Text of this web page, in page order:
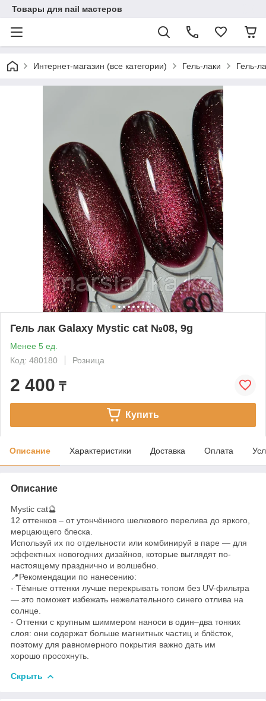
Товары для nail мастеров
Интернет-магазин (все категории) Гель-лаки Гель-
Гель лак Galaxy Mystic cat №08, 9g
Менее 5 ед.
Код: 480180
Розница
2 400 ₸
Купить
Описание Характеристики Доставка Оплата
Описание
Mystic cat🔮
12 оттенков – от утончённого шелкового перелива до яркого,
мерцающего блеска.
Используй их по отдельности или комбинируй в паре — для
эффектных новогодних дизайнов, которые выглядят по-
настоящему празднично и волшебно.
📍Рекомендации по нанесению:
- Тёмные оттенки лучше перекрывать топом без UV-фильтра
— это поможет избежать нежелательного синего отлива на
солнце.
- Оттенки с крупным шиммером наноси в один–два тонких
слоя: они содержат больше магнитных частиц и блёсток,
поэтому для равномерного покрытия важно дать им
хорошо просохнуть.
Скрыть